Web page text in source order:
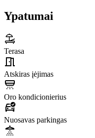
Ypatumai
Terasa
Atskiras įėjimas
Oro kondicionierius
Nuosavas parkingas